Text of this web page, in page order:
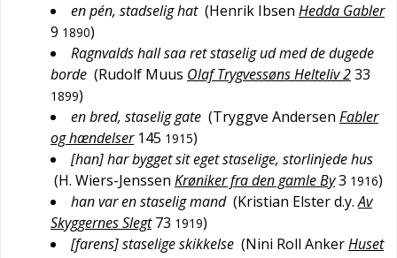
en pén, stadselig hat (Henrik Ibsen Hedda Gabler
9 1890)
Ragnvalds hall saa ret staselig ud med de dugede
borde (Rudolf Muus Olaf Trygvessøns Helteliv 233
1899)
en bred, staselig gate (Tryggve Andersen Fabler
og hændelser 145 1915)
[han] har bygget sit eget staselige, storlinjede hus
(H. Wiers-Jenssen Krøniker fra den gamle By3 1916)
han var en staselig mand (Kristian Elster d.y. Av
Skyggernes Slegt 73 1919)
[farens] staselige skikkelse (Nini Roll AnkerHuset